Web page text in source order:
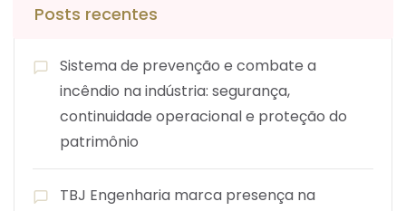
Posts recentes
Sistema de prevenção e combate a
incêndio na indústria: segurança,
continuidade operacional e proteção do
patrimônio
TBJ Engenharia marca presença na